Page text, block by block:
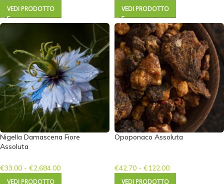
VEDI PRODOTTO VEDI PRODOTTO
Nigella Damascena Fiore
Assoluta
€33.00 - €2,684.00
VEDI PRODOTTO
Opoponaco Assoluta
€42.70 - €122.00
VEDI PRODOTTO